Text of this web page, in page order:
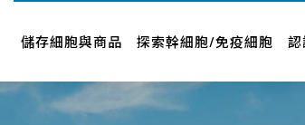
儲存細胞與商品 探索幹細胞/免疫細胞 認
案與產品
經營者故事